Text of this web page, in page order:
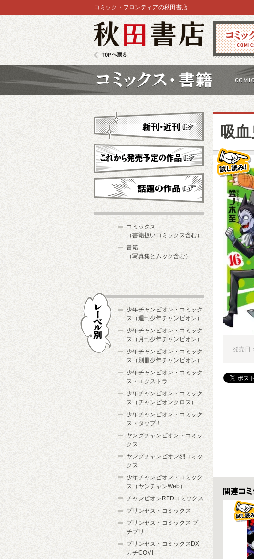
コミックス
コミック・フロンティアの秋田書店
吸
試し読み！
発売日
関連コミッ
新刊・近刊
これから発売予定
コミックス
（書籍扱いコミックス含む）
書籍
（写真集とムック含む）
少年チャンピオン・コミック
ス（週刊少年チャンピオン）
少年チャンピオン・コミック
ス（月刊少年チャンピオン）
少年チャンピオン・コミック
ス（別冊少年チャンピオン）
少年チャンピオン・コミック
ス・エクストラ
少年チャンピオン・コミック
ス（チャンピオンクロス）
少年チャンピオン・コミック
ス・タップ！
ヤングチャンピオン・コミッ
クス
ヤングチャンピオン烈コミッ
クス
少年チャンピオン・コミック
ス（ヤンチャンWeb）
チャンピオンREDコミックス
プリンセス・コミックス
プリンセス・コミックス プ
チプリ
プリンセス・コミックスDX
カチCOMI